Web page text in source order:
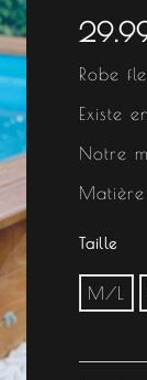
Robe
Existe
Notre
Taille
M/L